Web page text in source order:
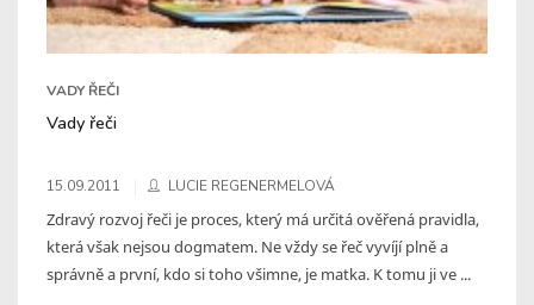
VADY ŘEČI
Vady řeči
15.09.2011 LUCIE REGENERMELOVÁ
Zdravý rozvoj řeči je proces, který má určitá ověřená pravidla,
která však nejsou dogmatem. Ne vždy se řeč vyvíjí plně a
správně a první, kdo si toho všimne, je matka. K tomu ji ve ...